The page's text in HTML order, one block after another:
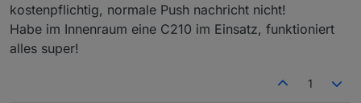
kostenpflichtig, normale Push nachricht nicht!
Habe im Innenraum eine C210 im Einsatz, funktioniert
alles super!
1